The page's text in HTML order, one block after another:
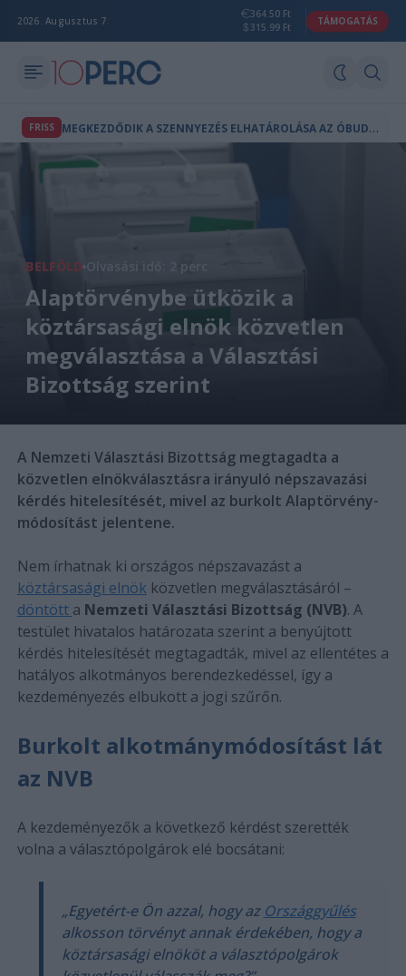
2026. Augusztus 7.
364.50 Ft
315.99 Ft
TÁMOGATÁS
FRISS M
EGKEZDŐDIK A SZENNYEZÉS ELHATÁROLÁSA AZ ÓBUDAI GÁZGYÁRNÁL
BELFÖLD Olvasási idő: 2 perc
Alaptörvénybe ütközik a
köztársasági elnök közvetlen
megválasztása a Választási
Bizottság szerint
A Nemzeti Választási Bizottság megtagadta a
közvetlen elnökválasztásra irányuló népszavazási
kérdés hitelesítését, mivel az burkolt Alaptörvény-
módosítást jelentene.
Nem írhatnak ki országos népszavazást a
köztársasági elnök közvetlen megválasztásáról –
döntött a Nemzeti Választási Bizottság (NVB). A
testület hivatalos határozata szerint a benyújtott
kérdés hitelesítését megtagadták, mivel az ellentétes a
hatályos alkotmányos berendezkedéssel, így a
kezdeményezés elbukott a jogi szűrőn.
Burkolt alkotmánymódosítást lát
az NVB
A kezdeményezők a következő kérdést szerették
volna a választópolgárok elé bocsátani:
„Egyetért-e Ön azzal, hogy az Országgyűlés
alkosson törvényt annak érdekében, hogy a
köztársasági elnököt a választópolgárok